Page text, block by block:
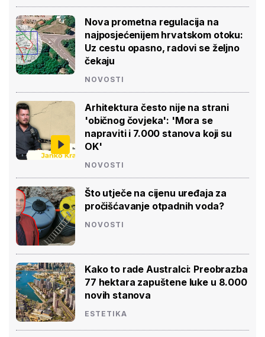
Nova prometna regulacija na
najposjećenijem hrvatskom otoku:
Uz cestu opasno, radovi se željno
čekaju
NOVOSTI
Arhitektura često nije na strani
'običnog čovjeka': 'Mora se
napraviti i 7.000 stanova koji su
OK'
NOVOSTI
Što utječe na cijenu uređaja za
pročišćavanje otpadnih voda?
NOVOSTI
Kako to rade Australci: Preobrazba
77 hektara zapuštene luke u 8.000
novih stanova
ESTETIKA